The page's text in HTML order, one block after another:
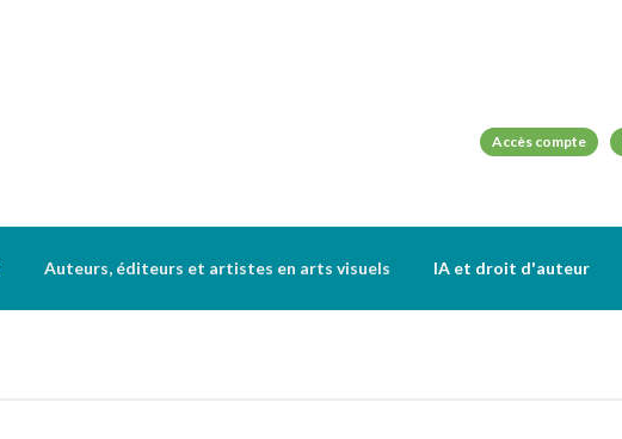
Accès compte
Auteurs, éditeurs et artistes en arts visuels IA et droit d'auteur